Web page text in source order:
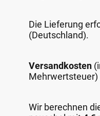
Die Lieferung
(Deutschland).
Versandkosten
Mehrwertsteuer)
Wir berechnen